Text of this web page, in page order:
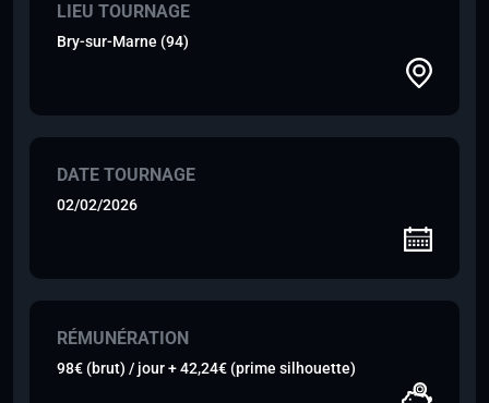
LIEU TOURNAGE
Bry-sur-Marne (94)
DATE TOURNAGE
02/02/2026
RÉMUNÉRATION
98€ (brut) / jour + 42,24€ (prime silhouette)